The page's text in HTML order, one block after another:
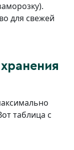
для свежей
таблица с